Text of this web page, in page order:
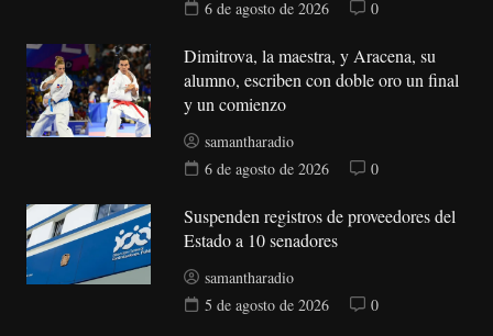
6 de agosto de 2026 0
Dimitrova, la maestra, y Aracena, su
alumno, escriben con doble oro un final
y un comienzo
samantharadio
6 de agosto de 2026
0
Suspenden registros de proveedores del
Estado a 10 senadores
samantharadio
5 de agosto de 2026
0